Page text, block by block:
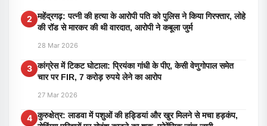
2
महेंद्रगढ़: पत्नी की हत्या के आरोपी पति को पुलिस ने किया गिरफ्तार, लोहे
की रॉड से मारकर की थी वारदात, आरोपी ने कबूला जुर्म
28 Mar 2026
3 कांग्रेस में टिकट घोटाला: प्रियंका गांधी के पीए, केसी वेणुगोपाल समेत
चार पर FIR, 7 करोड़ रुपये लेने का आरोप
27 Mar 2026
4 कुरुक्षेत्र: लाडवा में पशुओं की हड्डियां और खुर मिलने से मचा हड़कंप,